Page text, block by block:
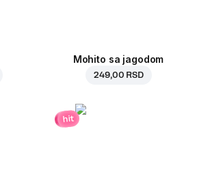
Mohito sa jagodom
249,00 RSD
hit